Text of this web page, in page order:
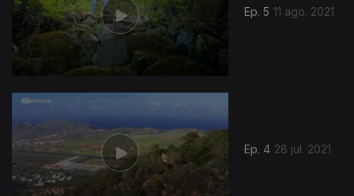
Ep. 5 11 ago. 2021
Ep. 4 28 jul. 2021
559359